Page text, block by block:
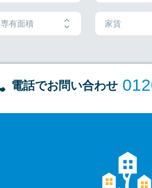
専有面積 家賃
電話でお問い合わせ